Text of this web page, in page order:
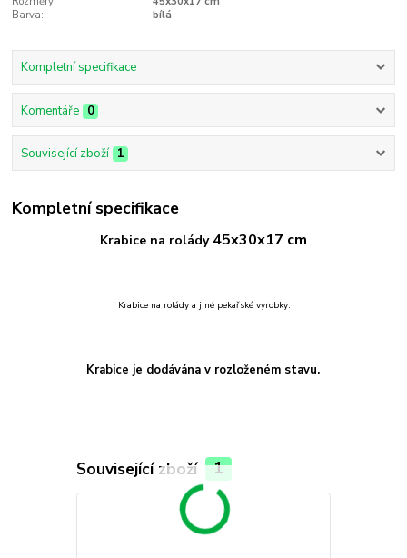
Barva:
bílá
Kompletní specifikace
Komentáře 0
Související zboží 1
Kompletní specifikace
Krabice na rolády45x30x17 cm
Krabice na rolády a jiné pekařské vyrobky.
Krabice je dodávána v rozloženém stavu.
Související zboží 1